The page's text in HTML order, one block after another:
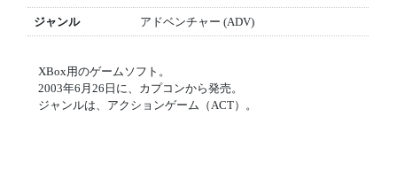
ジャンル アドベンチャー (ADV)
XBox用のゲームソフト。
2003年6月26日に、カプコンから発売。
ジャンルは、アクションゲーム（ACT）。